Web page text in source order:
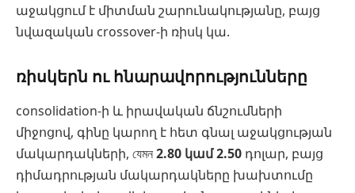
աջակցում է միտման շարունակությանը, բայց
նվազական crossover-ի ռիսկ կա.
ռիսկերն ու հնարավորությունները
consolidation-ի և իրավական ճնշումների
միջոցով, գինը կարող է հետ գնալ աջակցության
մակարդակների, যেমন2.80 կամ 2.50 դոլար, բայց
դիմադրության մակարդակները խախտումը